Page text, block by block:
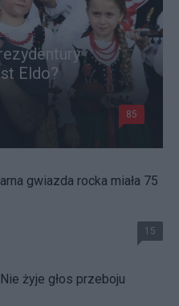
Eldo?
85
gwiazda rocka miała 75
15
żyje głos przeboju